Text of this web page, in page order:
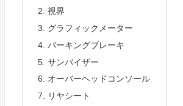
視界
グラフィックメーター
パーキングブレーキ
サンバイザー
オーバーヘッドコンソール
リヤシート